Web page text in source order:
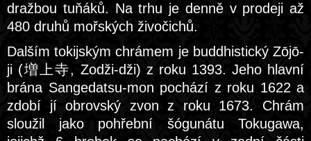
dražbou tuňáků. Na trhu je denně v prodeji až
480 druhů mořských živočichů.
Dalším tokijským chrámem je buddhistický Zōjō-
ji (増上寺, Zodži-dži) z roku 1393. Jeho hlavní
brána Sangedatsu-mon pochází z roku 1622 a
zdobí jí obrovský zvon z roku 1673. Chrám
sloužil jako pohřební šógunátu Tokugawa,